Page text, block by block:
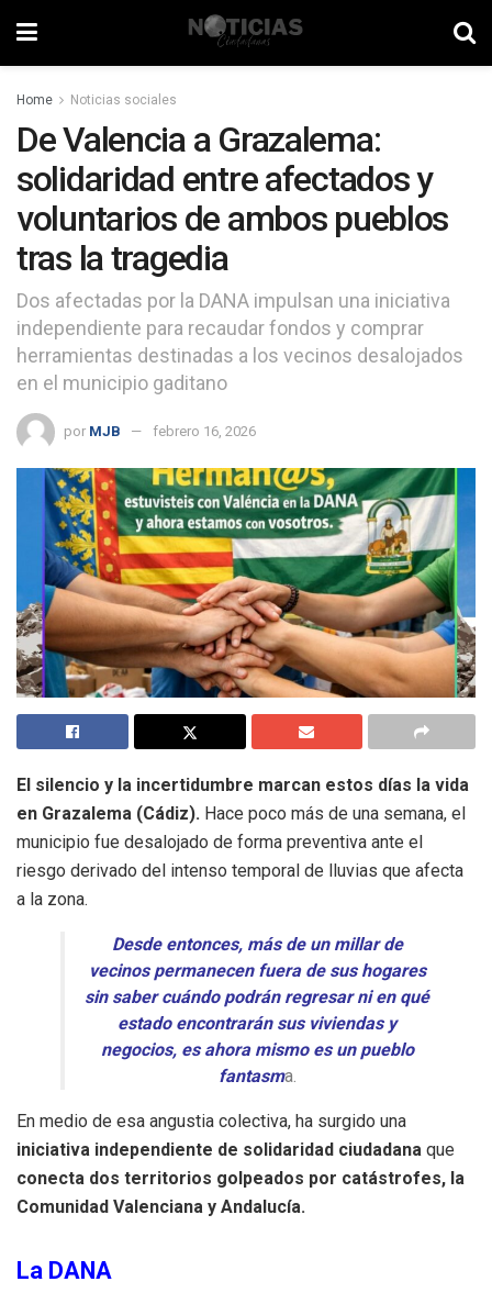
Home Noticias sociales
De Valencia a Grazalema:
solidaridad entre afectados y
voluntarios de ambos pueblos
tras la tragedia
Dos afectadas por la DANA impulsan una iniciativa
independiente para recaudar fondos y comprar
herramientas destinadas a los vecinos desalojados
en el municipio gaditano
por MJB febrero 16, 2026
El silencio y la incertidumbre marcan estos días la vida
en Grazalema (Cádiz). Hace poco más de una semana, el
municipio fue desalojado de forma preventiva ante el
riesgo derivado del intenso temporal de lluvias que afecta
a la zona.
Desde entonces, más de un millar de
vecinos permanecen fuera de sus hogares
sin saber cuándo podrán regresar ni en qué
estado encontrarán sus viviendas y
negocios, es ahora mismo es un pueblo
fantasma.
En medio de esa angustia colectiva, ha surgido una
iniciativa independiente de solidaridad ciudadana que
conecta dos territorios golpeados por catástrofes, la
Comunidad Valenciana y Andalucía.
La DANA